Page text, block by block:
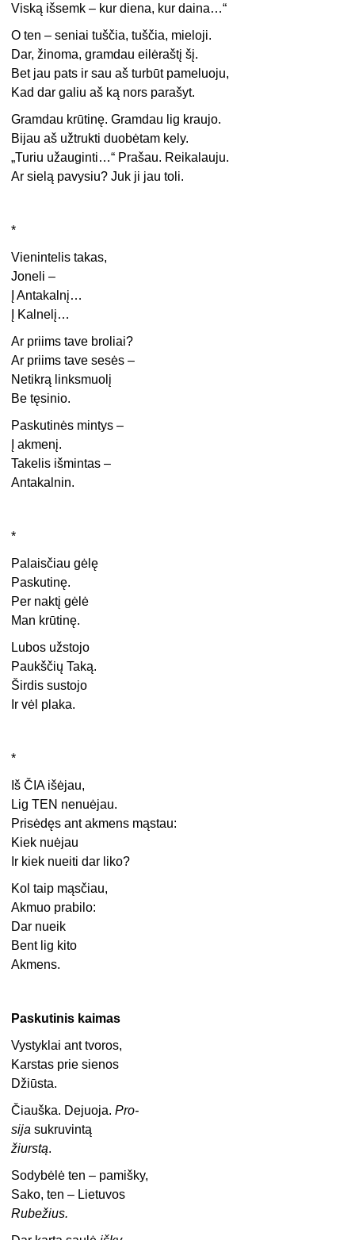
Viską išsemk – kur diena, kur daina…“
O ten – seniai tuščia, tuščia, mieloji.
Dar, žinoma, gramdau eilėraštį šį.
Bet jau pats ir sau aš turbūt pameluoju,
Kad dar galiu aš ką nors parašyt.
Gramdau krūtinę. Gramdau lig kraujo.
Bijau aš užtrukti duobėtam kely.
„Turiu užauginti…“ Prašau. Reikalauju.
Ar sielą pavysiu? Juk ji jau toli.
*
Vienintelis takas,
Joneli –
Į Antakalnį…
Į Kalnelį…
Ar priims tave broliai?
Ar priims tave sesės –
Netikrą linksmuolį
Be tęsinio.
Paskutinės mintys –
Į akmenį.
Takelis išmintas –
Antakalnin.
*
Palaisčiau gėlę
Paskutinę.
Per naktį gėlė
Man krūtinę.
Lubos užstojo
Paukščių Taką.
Širdis sustojo
Ir vėl plaka.
*
Iš ČIA išėjau,
Lig TEN nenuėjau.
Prisėdęs ant akmens mąstau:
Kiek nuėjau
Ir kiek nueiti dar liko?
Kol taip mąsčiau,
Akmuo prabilo:
Dar nueik
Bent lig kito
Akmens.
Paskutinis kaimas
Vystyklai ant tvoros,
Karstas prie sienos
Džiūsta.
Čiauška. Dejuoja.Pro-
sija sukruvintą
žiurstą.
Sodybėlė ten – pamišky,
Sako, ten – Lietuvos
Rubežius.